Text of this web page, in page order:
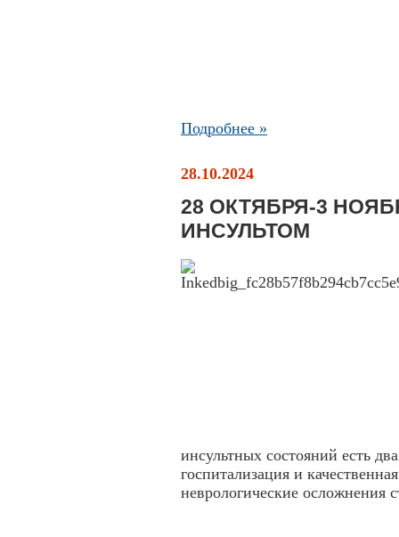
Подробнее »
28.10.2024
28 ОКТЯБРЯ-3
ИНСУЛЬТОМ
инсультных состояний есть
госпитализация и
неврологические осложнения